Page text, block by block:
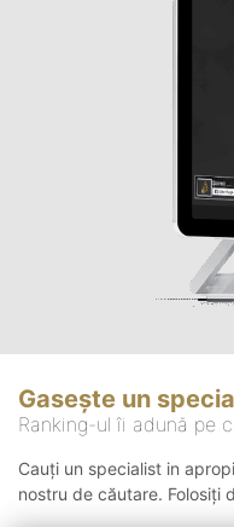
Gasește un
Ranking-ul îi adună pe
Cauți un specialist in
nostru de căutare. Folosiți